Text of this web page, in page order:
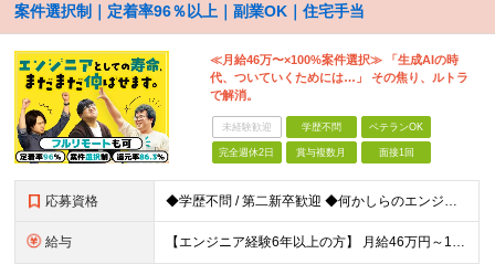
案件選択制｜定着率96％以上｜副業OK｜住宅手当
≪月給46万〜×100%案件選択≫ 「生成AIの時
代、ついていくためには…」 その焦り、ルトラ
で解消。
未経験歓迎 学歴不問 ベテランOK
完全週休2日 賞与複数月 面接1回
応募資格 ◆学歴不問 / 第二新卒歓迎 ◆何かしらのエンジニア経験をお持ちの方 （言語・期間・フェーズ不問） 経験浅めの方も遠慮なくご応募ください！ ■入社前Q＆A ────── ◎実力に見合った報酬が手に
給与 【エンジニア経験6年以上の方】 月給46万円～100万円（固定残業代含む） ※上記月給には月30時間分の固定残業代（月8万7,400円～月19万円）を含む。超過分は全額支給。 【エンジニア経験4年以